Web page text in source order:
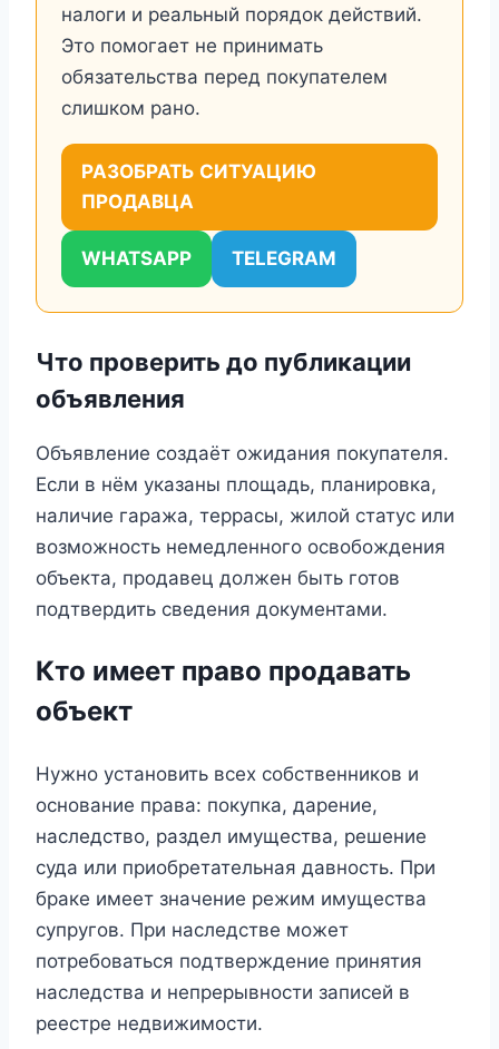
налоги и реальный порядок действий.
Это помогает не принимать
обязательства перед покупателем
слишком рано.
РАЗОБРАТЬ СИТУАЦИЮ
ПРОДАВЦА
WHATSAPP TELEGRAM
Что проверить до публикации
объявления
Объявление создаёт ожидания покупателя.
Если в нём указаны площадь, планировка,
наличие гаража, террасы, жилой статус или
возможность немедленного освобождения
объекта, продавец должен быть готов
подтвердить сведения документами.
Кто имеет право продавать
объект
Нужно установить всех собственников и
основание права: покупка, дарение,
наследство, раздел имущества, решение
суда или приобретательная давность. При
браке имеет значение режим имущества
супругов. При наследстве может
потребоваться подтверждение принятия
наследства и непрерывности записей в
реестре недвижимости.